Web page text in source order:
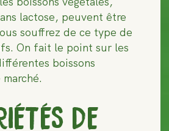
lactose, peuvent être
souffrez de ce type de
On fait le point sur les
boissons
DE